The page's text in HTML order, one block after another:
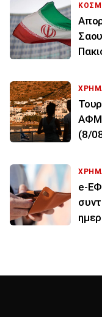
ΑΦΜ
(8/
e-